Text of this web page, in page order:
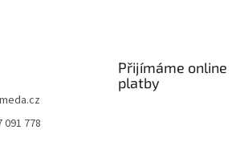
091 778
Přijímáme online
platby